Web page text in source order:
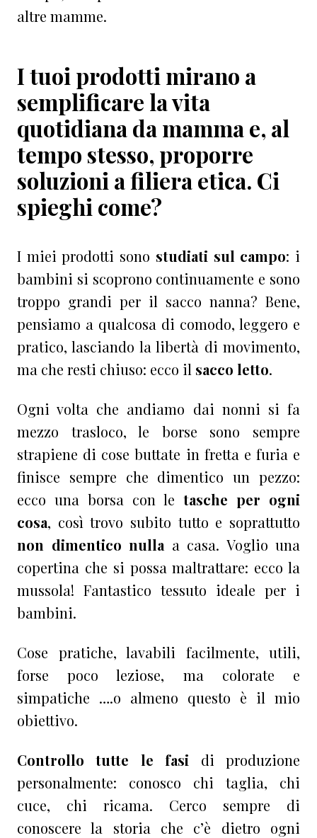
altre mamme.
I tuoi prodotti mirano a
semplificare la vita
quotidiana da mamma e, al
tempo stesso, proporre
soluzioni a filiera etica. Ci
spieghi come?
I miei prodotti sono studiati sul campo: i
bambini si scoprono continuamente e sono
troppo grandi per il sacco nanna? Bene,
pensiamo a qualcosa di comodo, leggero e
pratico, lasciando la libertà di movimento,
ma che resti chiuso: ecco il sacco letto.
Ogni volta che andiamo dai nonni si fa
mezzo trasloco, le borse sono sempre
strapiene di cose buttate in fretta e furia e
finisce sempre che dimentico un pezzo:
ecco una borsa con le tasche per ogni
cosa, così trovo subito tutto e soprattutto
non dimentico nulla a casa. Voglio una
copertina che si possa maltrattare: ecco la
mussola! Fantastico tessuto ideale per i
bambini.
Cose pratiche, lavabili facilmente, utili,
forse poco leziose, ma colorate e
simpatiche ….o almeno questo è il mio
obiettivo.
Controllo tutte le fasi di produzione
personalmente: conosco chi taglia, chi
cuce, chi ricama. Cerco sempre di
conoscere la storia che c’è dietro ogni